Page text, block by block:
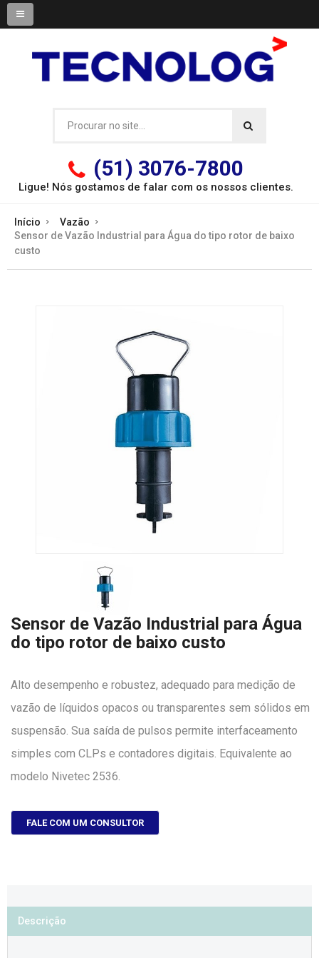
(51) 3076-7800
Ligue! Nós gostamos de falar com os nossos clientes.
Início
Vazão
Sensor de Vazão Industrial para Água do tipo rotor de baixo
custo
Sensor de Vazão Industrial para Água
do tipo rotor de baixo custo
Alto desempenho e robustez, adequado para medição de
vazão de líquidos opacos ou transparentes sem sólidos em
suspensão. Sua saída de pulsos permite interfaceamento
simples com CLPs e contadores digitais. Equivalente ao
modelo Nivetec 2536.
FALE COM UM CONSULTOR
Descrição